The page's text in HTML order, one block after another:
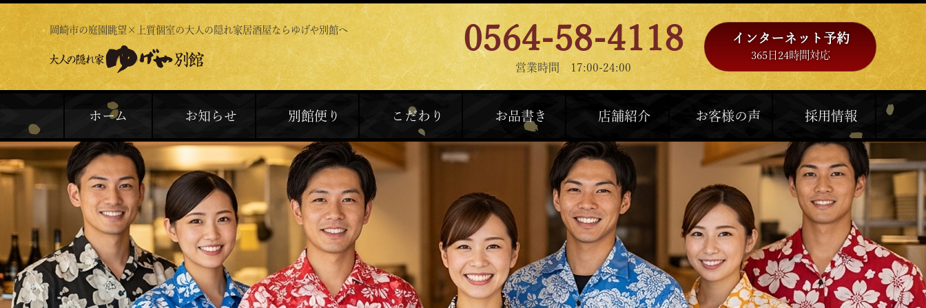
岡崎市の庭園眺望×上質個室の大人の隠れ家居酒屋ならゆげや別館へ 0564-58-4118
営業時間 17:00-24:00
インターネット予約
365日24時間対応
ホーム お知らせ 別館便り こだわり お品書き 店舗紹介 お客様の声 採用情報